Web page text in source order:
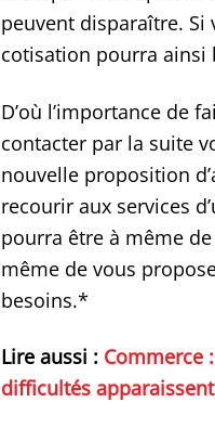
peuvent disparaître.
cotisation pourra ainsi
D’où l’importance de
contacter par la suite
nouvelle proposition
recourir aux services
pourra être à même
même de vous
besoins.*
Lire aussi : Commerce
difficultés apparaissent